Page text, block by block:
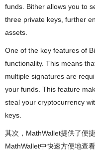
funds. Bither allows you to
three private keys, further
assets.
One of the key features of
functionality. This means
multiple signatures are
your funds. This feature
steal your cryptocurrency
keys.
其次，MathWallet提供了便
MathWallet中快速方便地查